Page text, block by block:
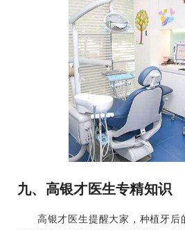
九、高银才医生专精知识
高银才医生提醒大家，种植牙后